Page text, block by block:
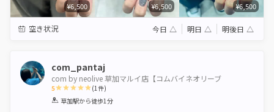
¥6,500 ¥6,500 ¥6,500
空き状況 今日 △ 明日 △ 明後日 △
com_pantaj
com by neolive 草加マルイ店【コムバイネオリーブ
5
1 2 3 4 5
(1件)
草加駅から徒歩1分